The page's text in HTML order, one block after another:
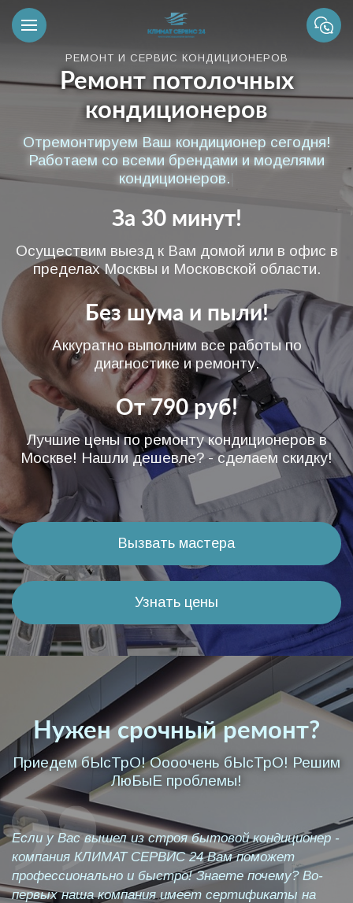
РЕМОНТ И СЕРВИС КОНДИЦИОНЕРОВ
Ремонт потолочных
кондиционеров
Отремонтируем Ваш кондиционер сегодня!
Работаем со всеми брендами и моделями
кондиционеров.
За 30 минут!
Осуществим выезд к Вам домой или в офис в
пределах Москвы и Московской области.
Без шума и пыли!
Аккуратно выполним все работы по
диагностике и ремонту.
От 790 руб!
Лучшие цены по ремонту кондиционеров в
Москве! Нашли дешевле? - сделаем скидку!
Вызвать мастера
Узнать цены
Нужен срочный ремонт?
Приедем бЫсТрО! Оооочень бЫсТрО! Решим
ЛюБыЕ проблемы!
Если у Вас вышел из строя бытовой кондиционер -
компания КЛИМАТ СЕРВИС 24 Вам поможет
профессионально и быстро! Знаете почему? Во-
первых наша компания имеет сертификаты на